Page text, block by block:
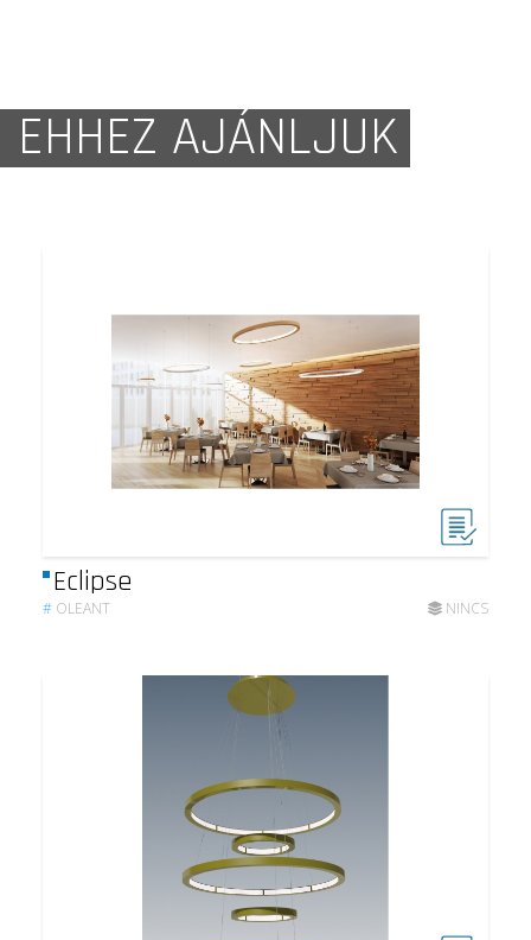
EHHEZ AJÁNLJUK
Eclipse
# OLEANT NINCS